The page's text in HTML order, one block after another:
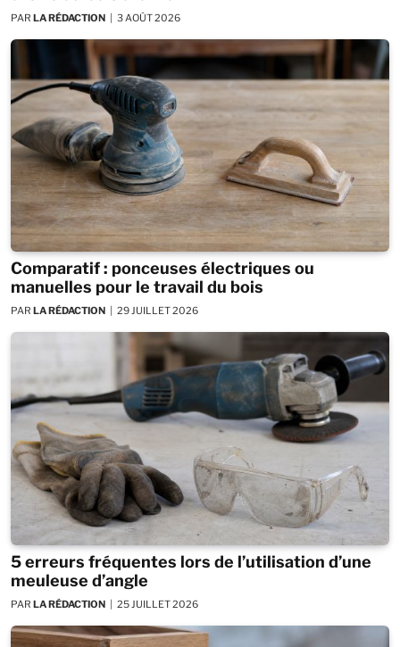
PAR LA RÉDACTION 3 AOÛT 2026
Comparatif : ponceuses électriques ou
manuelles pour le travail du bois
PAR LA RÉDACTION 29 JUILLET 2026
5 erreurs fréquentes lors de l’utilisation d’une
meuleuse d’angle
PAR LA RÉDACTION 25 JUILLET 2026